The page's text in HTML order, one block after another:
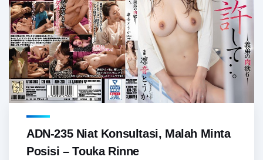
ADN-235 Niat Konsultasi, Malah Minta
Posisi – Touka Rinne